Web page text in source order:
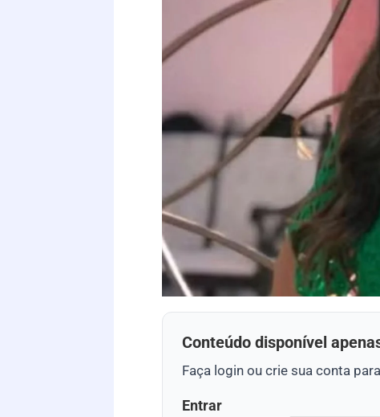
Conteúdo disponível
Faça login ou crie sua conta
Entrar